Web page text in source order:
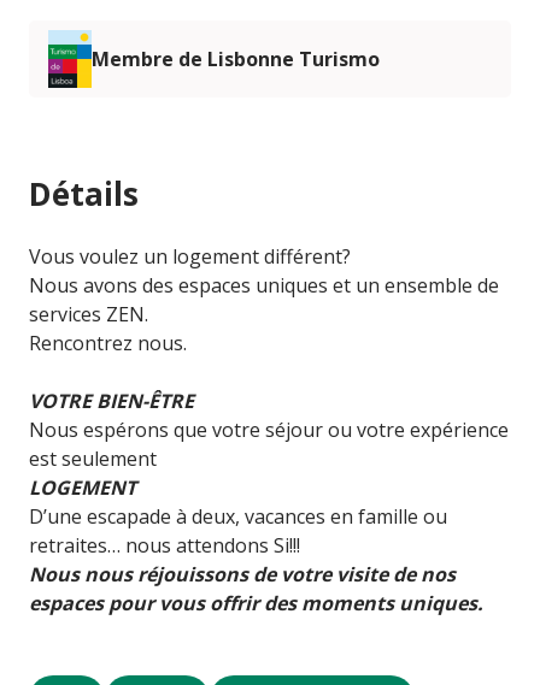
Membre de Lisbonne Turismo
Détails
Vous voulez un logement différent?
Nous avons des espaces uniques et un ensemble de
services ZEN.
Rencontrez nous.
VOTRE BIEN-ÊTRE
Nous espérons que votre séjour ou votre expérience
est seulement
LOGEMENT
D’une escapade à deux, vacances en famille ou
retraites… nous attendons Si!!!
Nous nous réjouissons de votre visite de nos
espaces pour vous offrir des moments uniques.